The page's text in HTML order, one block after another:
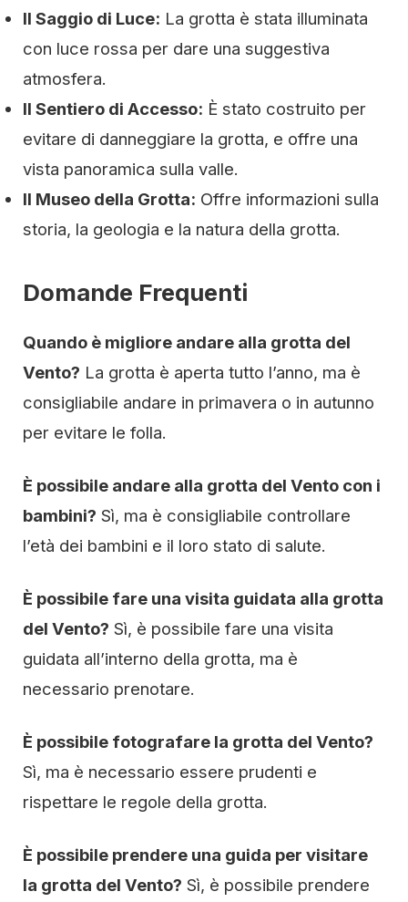
Il Saggio di Luce: La grotta è stata illuminata
con luce rossa per dare una suggestiva
atmosfera.
Il Sentiero di Accesso: È stato costruito per
evitare di danneggiare la grotta, e offre una
vista panoramica sulla valle.
Il Museo della Grotta: Offre informazioni sulla
storia, la geologia e la natura della grotta.
Domande Frequenti
Quando è migliore andare alla grotta del
Vento? La grotta è aperta tutto l’anno, ma è
consigliabile andare in primavera o in autunno
per evitare le folla.
È possibile andare alla grotta del Vento con i
bambini? Sì, ma è consigliabile controllare
l’età dei bambini e il loro stato di salute.
È possibile fare una visita guidata alla grotta
del Vento? Sì, è possibile fare una visita
guidata all’interno della grotta, ma è
necessario prenotare.
È possibile fotografare la grotta del Vento?
Sì, ma è necessario essere prudenti e
rispettare le regole della grotta.
È possibile prendere una guida per visitare
la grotta del Vento? Sì, è possibile prendere